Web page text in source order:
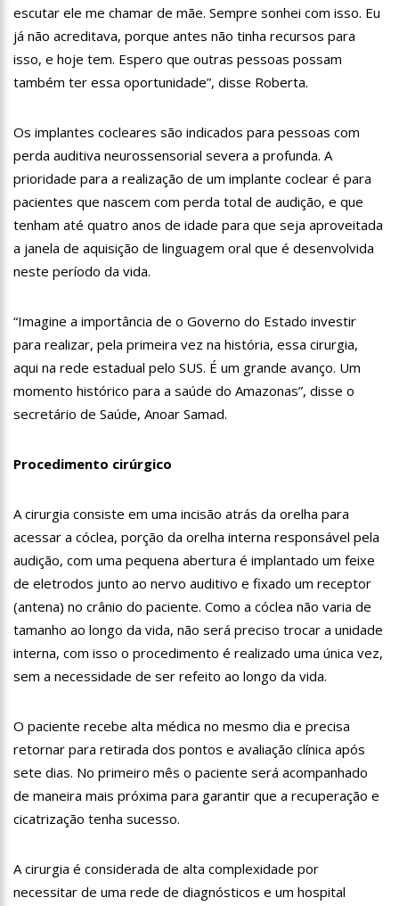
11:07 Ucrânia recupera cerca de 20% do território perdido em
Sievierodonetsk
Provas do concurso da Semsa do nível médio acontecem
neste domingo em Manaus
15:24 Wilson Lima concede a 6.705 famílias o direito de uso da terra
20:34 Capacitação para Conselheiros Tutelares do Amazonas tem
inicio programado para setembro
Veja agora a programação Cultural para o domingo do Dia
dos Pais na cidade de Manaus.
21:23 Após Receber R$21,4 Milhões Do Governo Do Amazonas,
Prime Serviços É Barrada Pelo CSC
18:55 Violinista Victor Camilo encanta a cidade de Manaus com
suas belas performance
14:31 Começa na próxima semana em Manaus, a vacinação em
massa contra a Influenza, sendo disponibilizada para toda
população.
11:41 Morre Otávio Raman Neves, dono do jornal em tempo,
afiliada do SBT em Manaus, de covid-19. Muita emoção dos
familiares e amigos que compareceram ao velório.
17:35 Omar Aziz anuncia, CPI da Covid não fará recesso.
Amazonas
registra 14 novos óbitos.
Covid-19, Wilson Lima, família Lins X CPI DA SAÚDE – AM
20:57 Atenção Para O Golpe Do PIX; Polícia Faz Alerta Importante
18:53 Saiba quem é o novo amor de Flordelis. ela aparece em
vídeo chamando jovem de “amor”
13:42 Fausto Júnior Pode Ser O Primeiro A Sair Preso Da CPI Da
07:21 Mais de 100 agentes da Segurança Pública atuaram durante
a operação ‘Live Parintins 2021’
07:17 Polícia Militar recupera veículos e detém suspeito por furto
de carro neste fim de semana
15:26
Prefeitura abre processo seletivo para professores de
Ciências e Matemática
vacinação contra a Covid-19 para população acima de 22 anos
11:36 Faustão fica fora da TV até 2022; devido demissão
escutar ele me chamar de mãe. Sempre sonhei com isso. Eu
já não acreditava, porque antes não tinha recursos para
isso, e hoje tem. Espero que outras pessoas possam
também ter essa oportunidade”, disse Roberta.
Os implantes cocleares são indicados para pessoas com
perda auditiva neurossensorial severa a profunda. A
prioridade para a realização de um implante coclear é para
pacientes que nascem com perda total de audição, e que
tenham até quatro anos de idade para que seja aproveitada
a janela de aquisição de linguagem oral que é desenvolvida
neste período da vida.
“Imagine a importância de o Governo do Estado investir
para realizar, pela primeira vez na história, essa cirurgia,
aqui na rede estadual pelo SUS. É um grande avanço. Um
momento histórico para a saúde do Amazonas”, disse o
secretário de Saúde, Anoar Samad.
Procedimento cirúrgico
A cirurgia consiste em uma incisão atrás da orelha para
acessar a cóclea, porção da orelha interna responsável pela
audição, com uma pequena abertura é implantado um feixe
de eletrodos junto ao nervo auditivo e fixado um receptor
(antena) no crânio do paciente. Como a cóclea não varia de
tamanho ao longo da vida, não será preciso trocar a unidade
interna, com isso o procedimento é realizado uma única vez,
sem a necessidade de ser refeito ao longo da vida.
O paciente recebe alta médica no mesmo dia e precisa
retornar para retirada dos pontos e avaliação clínica após
sete dias. No primeiro mês o paciente será acompanhado
de maneira mais próxima para garantir que a recuperação e
cicatrização tenha sucesso.
A cirurgia é considerada de alta complexidade por
necessitar de uma rede de diagnósticos e um hospital